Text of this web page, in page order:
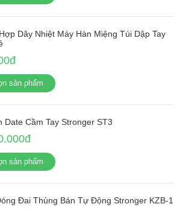
Dây Nhiệt Máy Hàn Miệng Túi Dập Tay
sản phẩm
Date Cầm Tay Stronger ST3
sản phẩm
Đai Thùng Bán Tự Động Stronger KZB-1